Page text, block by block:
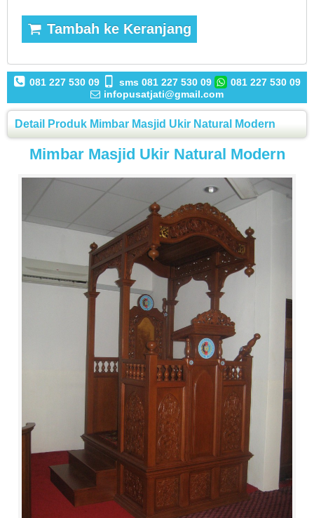
Tambah ke Keranjang
081 227 530 09 sms 081 227 530 09
081 227 530 09
infopusatjati@gmail.com
Detail Produk Mimbar Masjid Ukir Natural Modern
Mimbar Masjid Ukir Natural Modern